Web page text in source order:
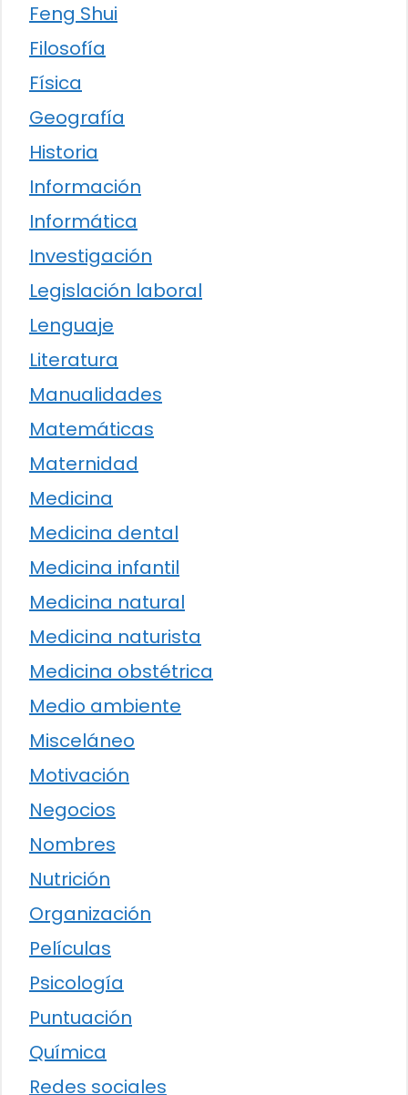
Feng Shui
Filosofía
Física
Geografía
Historia
Información
Informática
Investigación
Legislación laboral
Lenguaje
Literatura
Manualidades
Matemáticas
Maternidad
Medicina
Medicina dental
Medicina infantil
Medicina natural
Medicina naturista
Medicina obstétrica
Medio ambiente
Misceláneo
Motivación
Negocios
Nombres
Nutrición
Organización
Películas
Psicología
Puntuación
Química
Redes sociales